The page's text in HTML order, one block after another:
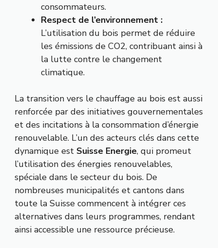
consommateurs.
Respect de l’environnement :
L’utilisation du bois permet de réduire
les émissions de CO2, contribuant ainsi à
la lutte contre le changement
climatique.
La transition vers le chauffage au bois est aussi
renforcée par des initiatives gouvernementales
et des incitations à la consommation d’énergie
renouvelable. L’un des acteurs clés dans cette
dynamique est Suisse Energie, qui promeut
l’utilisation des énergies renouvelables,
spéciale dans le secteur du bois. De
nombreuses municipalités et cantons dans
toute la Suisse commencent à intégrer ces
alternatives dans leurs programmes, rendant
ainsi accessible une ressource précieuse.